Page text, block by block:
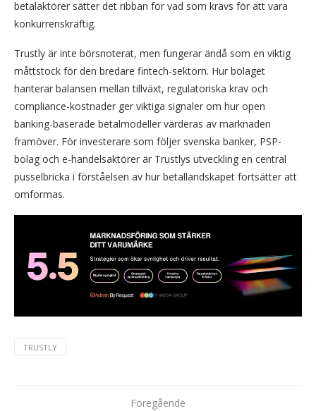
betalaktörer sätter det ribban för vad som krävs för att vara
konkurrenskraftig.
Trustly är inte börsnoterat, men fungerar ändå som en viktig
måttstock för den bredare fintech-sektorn. Hur bolaget
hanterar balansen mellan tillväxt, regulatoriska krav och
compliance-kostnader ger viktiga signaler om hur open
banking-baserade betalmodeller värderas av marknaden
framöver. För investerare som följer svenska banker, PSP-
bolag och e-handelsaktörer är Trustlys utveckling en central
pusselbricka i förståelsen av hur betallandskapet fortsätter att
omformas.
TRUSTLY
Föregående